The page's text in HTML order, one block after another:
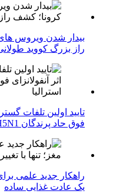
بیدار شدن ویروس‌ های
راز بزرگ کووید
تایید اولین تلفات
فوق حاد پرندگان H5N1 در استرالیا
راهکار جدید علمی
یک عادت غذایی ساده